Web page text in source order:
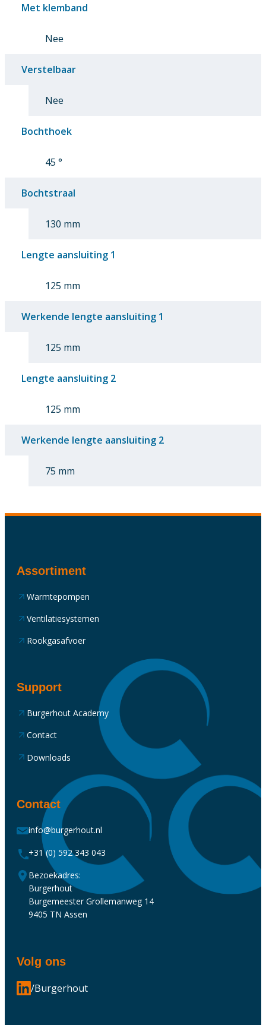
Met klemband
Nee
Verstelbaar
Nee
Bochthoek
45 °
Bochtstraal
130 mm
Lengte aansluiting 1
125 mm
Werkende lengte aansluiting 1
125 mm
Lengte aansluiting 2
125 mm
Werkende lengte aansluiting 2
75 mm
Assortiment
Warmtepompen
Ventilatiesystemen
Rookgasafvoer
Support
Burgerhout Academy
Contact
Downloads
Contact
info@burgerhout.nl
+31 (0) 592 343 043
Bezoekadres:
Burgerhout
Burgemeester Grollemanweg 14
9405 TN Assen
Volg ons
/Burgerhout